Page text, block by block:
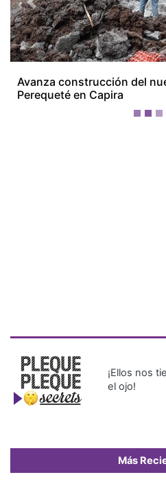
Refuerzan estrategias para
accidentes
Previous
¡Ellos nos
el ojo!
Más